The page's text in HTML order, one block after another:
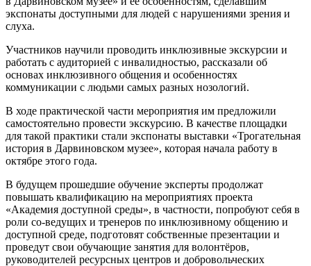
экспонаты доступными для людей с нарушениями зрения и
слуха.
Участников научили проводить инклюзивные экскурсии и
работать с аудиторией с инвалидностью, рассказали об
основах инклюзивного общения и особенностях
коммуникации с людьми самых разных нозологий.
В ходе практической части мероприятия им предложили
самостоятельно провести экскурсию. В качестве площадки
для такой практики стали экспонаты выставки «Трогательная
история в Дарвиновском музее», которая начала работу в
октябре этого года.
В будущем прошедшие обучение эксперты продолжат
повышать квалификацию на мероприятиях проекта
«Академия доступной среды», в частности, попробуют себя в
роли со-ведущих и тренеров по инклюзивному общению и
доступной среде, подготовят собственные презентации и
проведут свои обучающие занятия для волонтёров,
руководителей ресурсных центров и добровольческих